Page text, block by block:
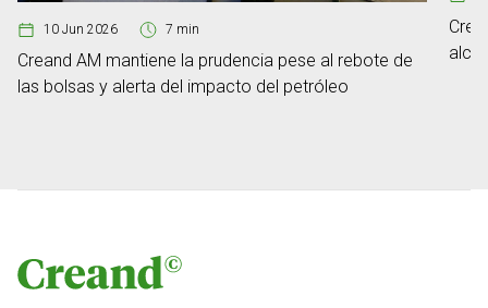
10 Jun 2026 7 min
Creand AM mantiene la prudencia pese al rebote de
las bolsas y alerta del impacto del petróleo